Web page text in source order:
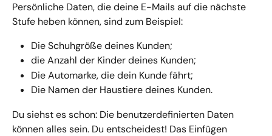
Persönliche Daten, die deine E-Mails auf die nächste
Stufe heben können, sind zum Beispiel:
Die Schuhgröße deines Kunden;
die Anzahl der Kinder deines Kunden;
Die Automarke, die dein Kunde fährt;
Die Namen der Haustiere deines Kunden.
Du siehst es schon: Die benutzerdefinierten Daten
können alles sein. Du entscheidest! Das Einfügen